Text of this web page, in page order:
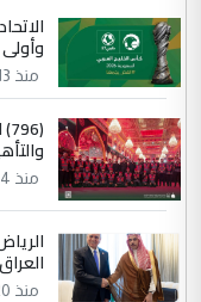
منذ 13 ساعة
منذ 14 ساعة
منذ 20 ساعة